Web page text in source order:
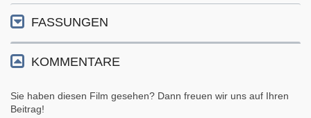
FASSUNGEN
KOMMENTARE
Sie haben diesen Film gesehen? Dann freuen wir uns auf Ihren
Beitrag!